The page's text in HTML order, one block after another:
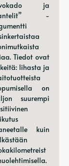
ja
-
Tiedot ovat
lihasta ja
on
suurempi
kuin